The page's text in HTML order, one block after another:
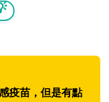
疫苗，但是有點